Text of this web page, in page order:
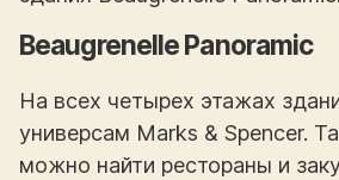
Beaugrenelle Panoramic
На всех четырех этажах
универсам Marks & Spencer.
можно найти рестораны и